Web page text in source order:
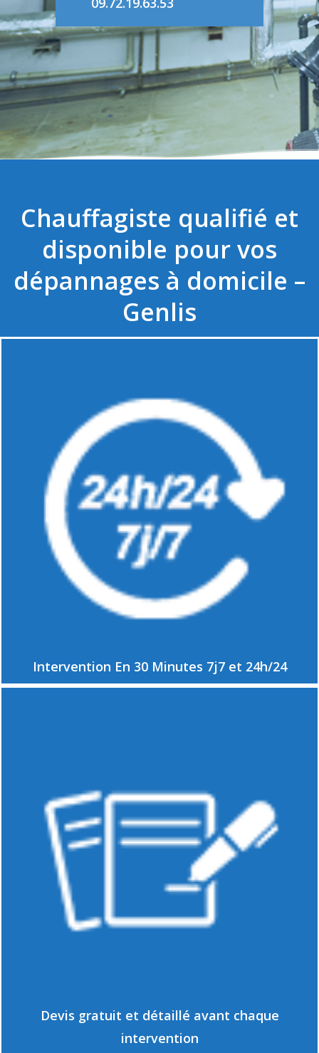
Chauffagiste qualifié et
disponible pour vos
dépannages à domicile –
Genlis
Intervention En 30 Minutes 7j7 et 24h/24
Devis gratuit et détaillé avant chaque
intervention